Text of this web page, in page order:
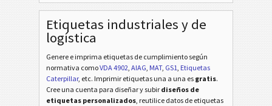
Etiquetas industriales y de
logística
Genere e imprima etiquetas de cumplimiento según
normativa comoVDA 4902, AIAG, MAT, GS1, Etiquetas
Caterpillar, etc. Imprimir etiquetas una a una es gratis.
Cree una cuenta para diseñar y subir diseños de
etiquetas personalizados, reutilice datos de etiquetas